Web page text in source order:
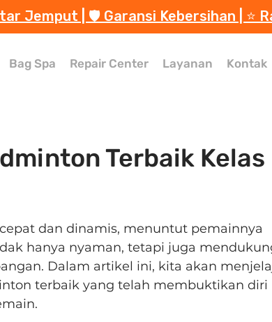
Jemput | 🛡️ Garansi Kebersihan | ⭐️
Bag Spa Repair Center Layanan Kontak
Terbaik Kelas
dan dinamis, menuntut pemainnya
hanya nyaman, tetapi juga
Dalam artikel ini, kita akan
terbaik yang telah membuktikan diri